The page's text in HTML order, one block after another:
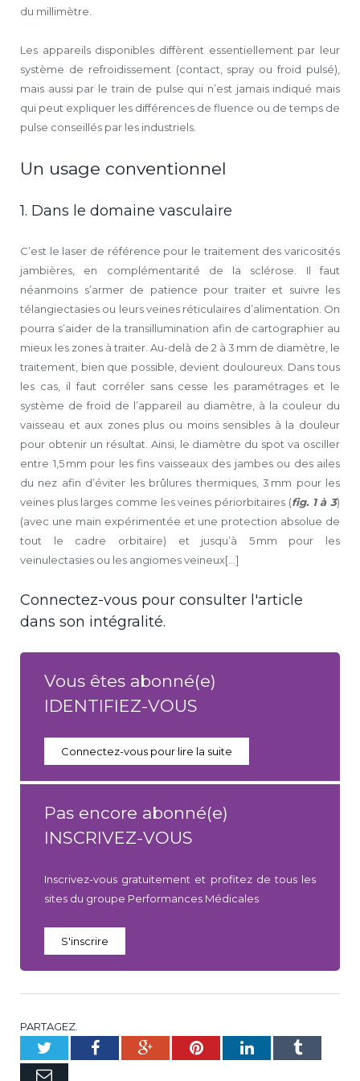
du millimètre.
Les appareils disponibles diffèrent essentiellement par leur
système de refroidissement (contact, spray ou froid pulsé),
mais aussi par le train de pulse qui n’est jamais indiqué mais
qui peut expliquer les différences de fluence ou de temps de
pulse conseillés par les industriels.
Un usage conventionnel
1. Dans le domaine vasculaire
C’est le laser de référence pour le traitement des varicosités
jambières, en complémentarité de la sclérose. Il faut
néanmoins s’armer de patience pour traiter et suivre les
télangiectasies ou leurs veines réticulaires d’alimentation. On
pourra s’aider de la transillumination afin de cartographier au
mieux les zones à traiter. Au-delà de 2 à 3 mm de diamètre, le
traitement, bien que possible, devient douloureux. Dans tous
les cas, il faut corréler sans cesse les paramétrages et le
système de froid de l’appareil au diamètre, à la couleur du
vaisseau et aux zones plus ou moins sensibles à la douleur
pour obtenir un résultat. Ainsi, le diamètre du spot va osciller
entre 1,5 mm pour les fins vaisseaux des jambes ou des ailes
du nez afin d’éviter les brûlures thermiques, 3 mm pour les
veines plus larges comme les veines périorbitaires (fig. 1 à 3)
(avec une main expérimentée et une protection absolue de
tout le cadre orbitaire) et jusqu’à 5 mm pour les
veinulectasies ou les angiomes veineux[...]
Connectez-vous pour consulter l'article
dans son intégralité.
Vous êtes abonné(e)
IDENTIFIEZ-VOUS
Connectez-vous pour lire la suite
Pas encore abonné(e)
INSCRIVEZ-VOUS
Inscrivez-vous gratuitement et profitez de tous les
sites du groupe Performances Médicales
S'inscrire
PARTAGEZ.
TwitterFacebookGoogle+PinterestLinkedInTumblr
E-